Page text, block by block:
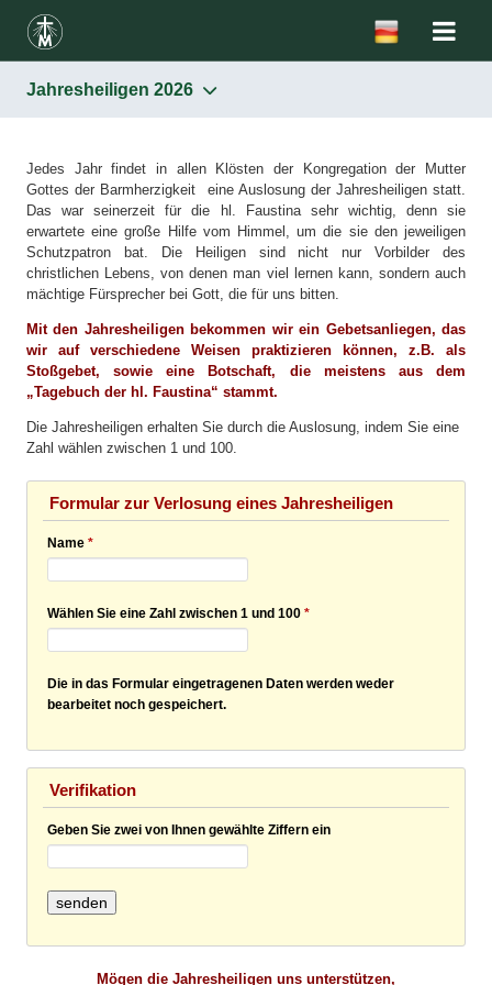
Jahresheiligen 2026
Jedes Jahr findet in allen Klösten der Kongregation der Mutter
Gottes der Barmherzigkeit eine Auslosung der Jahresheiligen statt.
Das war seinerzeit für die hl. Faustina sehr wichtig, denn sie
erwartete eine große Hilfe vom Himmel, um die sie den jeweiligen
Schutzpatron bat. Die Heiligen sind nicht nur Vorbilder des
christlichen Lebens, von denen man viel lernen kann, sondern auch
mächtige Fürsprecher bei Gott, die für uns bitten.
Mit den Jahresheiligen bekommen wir ein Gebetsanliegen,das
wir auf verschiedene Weisen praktizieren können, z.B. als
Stoßgebet, sowie eine Botschaft, die meistens aus dem
„Tagebuch der hl. Faustina“ stammt.
Die Jahresheiligen erhalten Sie durch die Auslosung, indem Sie eine
Zahl wählen zwischen 1 und 100.
Formular zur Verlosung eines Jahresheiligen
Name *
Wählen Sie eine Zahl zwischen 1 und 100 *
Die in das Formular eingetragenen Daten werden weder
bearbeitet noch gespeichert.
Verifikation
Geben Sie zwei von Ihnen gewählte Ziffern ein
Mögen die Jahresheiligen uns unterstützen,